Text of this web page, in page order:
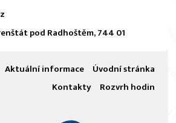
pod Radhoštěm, 744 01
Úvodní stránka
Aktuální informace
Rozvrh hodin
Kontakty